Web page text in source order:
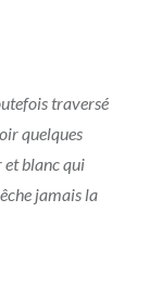
traversé
quelques
et blanc qui
jamais la